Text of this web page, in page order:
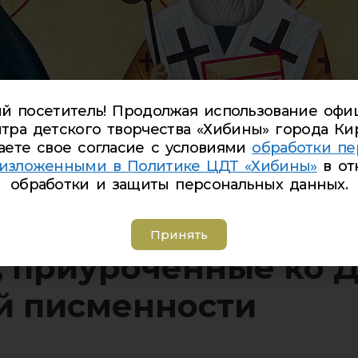
«Игры от Кирилла и
приуроченные ко
писменности
посетитель! Продолжая использование
детского творчества «Хибины» города
свое согласие с условиями обработки
в Политике ЦДТ «Хибины» в
обработки и защиты персональных данных.
Принять